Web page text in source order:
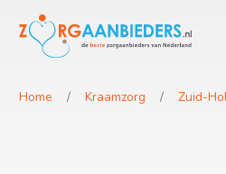
Home Kraamzorg Zuid-